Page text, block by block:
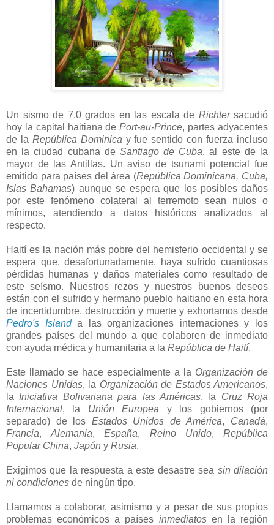
Un sismo de 7.0 grados en las escala de Richtersacudió
hoy la capital haitiana dePort-au-Prince, partes adyacentes
de la República Dominica y fue sentido con fuerza incluso
en la ciudad cubana de Santiago de Cuba, al este de la
mayor de las Antillas. Un aviso de tsunami potencial fue
emitido para países del área (República Dominicana, Cuba,
Islas Bahamas) aunque se espera que los posibles daños
por este fenómeno colateral al terremoto sean nulos o
mínimos, atendiendo a datos históricos analizados al
respecto.
Haití es la nación más pobre del hemisferio occidental y se
espera que, desafortunadamente, haya sufrido cuantiosas
pérdidas humanas y daños materiales como resultado de
este seísmo. Nuestros rezos y nuestros buenos deseos
están con el sufrido y hermano pueblo haitiano en esta hora
de incertidumbre, destrucción y muerte y exhortamos desde
Pedro's Islanda las organizaciones internaciones y los
grandes países del mundo a que colaboren de inmediato
con ayuda médica y humanitaria a la República de Haití.
Este llamado se hace especialmente a la Organización de
Naciones Unidas, la Organización de Estados Americanos,
la Iniciativa Bolivariana para las Américas, la Cruz Roja
Internacional, la Unión Europea y los gobiernos (por
separado) de los Estados Unidos de América, Canadá,
Francia,Alemania,España, Reino Unido,República
Popular China, Japón y Rusia.
Exigimos que la respuesta a este desastre sea sin dilación
ni condiciones de ningún tipo.
Llamamos a colaborar, asimismo y a pesar de sus propios
problemas económicos a países inmediatosen la región